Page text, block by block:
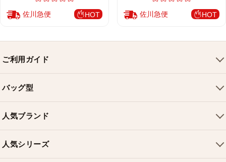
佐川急便 HOT 佐川急便 HOT
ご利用ガイド
配送について
返品・交換
バッグ型
ショルダーバッグ
クロスボディバッグ
人気ブランド
シャネルバッグ
人気シリーズ